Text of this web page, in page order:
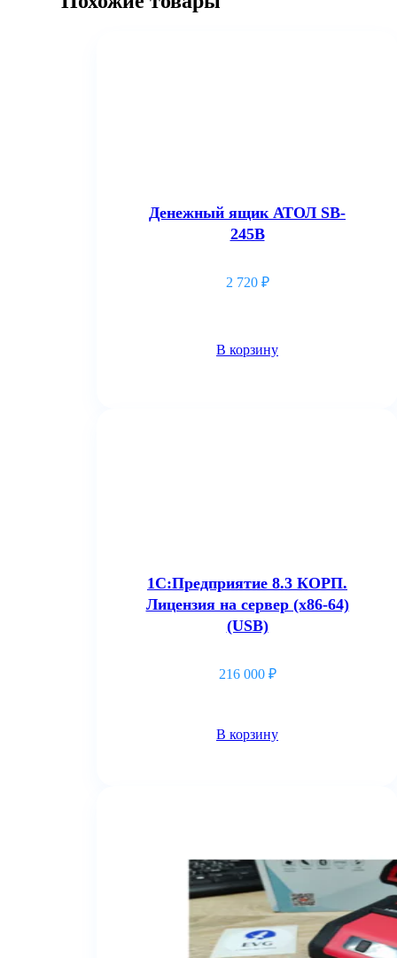
Денежный ящик АТОЛ SB-
245B
2 720 ₽
В корзину
1С:Предприятие 8.3 КОРП.
Лицензия на сервер (x86-64)
(USB)
216 000 ₽
В корзину